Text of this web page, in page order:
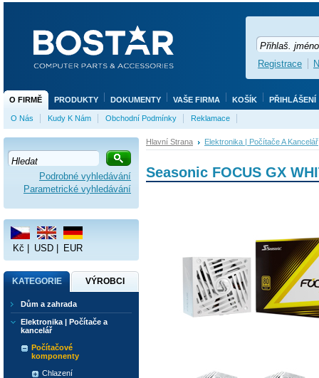
Hlavní Strana Elektronika | Počítače A Kancelář
Seasonic FOCUS GX
Podrobné vyhledávání
Parametrické vyhledávání
Kč USD EUR
KATEGORIE VÝROBCI
Dům a zahrada
Elektronika | Počítače a
kancelář
Počítačové
komponenty
Chlazení
O FIRMĚ PRODUKTY DOKUMENTY VAŠE FIRMA KOŠÍK PŘIHLÁŠENÍ
O Nás Kudy K Nám Obchodní Podmínky Reklamace
Registrace